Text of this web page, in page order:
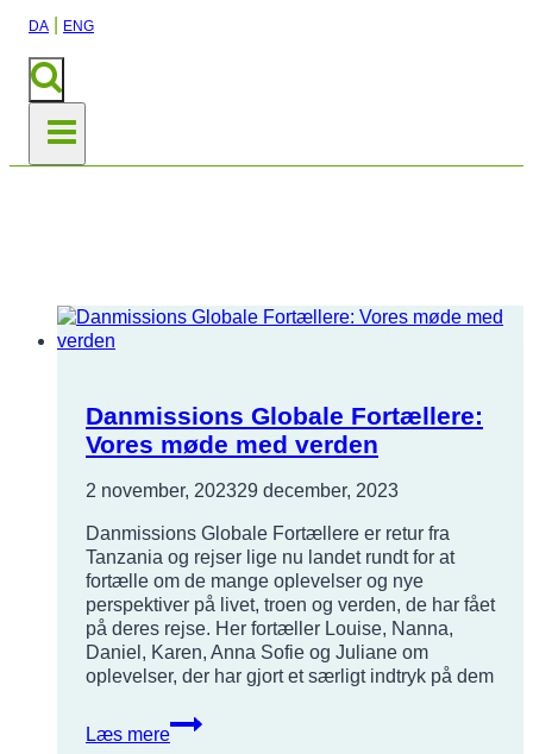
DA ENG
Danmissions Globale Fortællere:
Vores møde med verden
2 november, 202329 december, 2023
Danmissions Globale Fortællere er retur fra
Tanzania og rejser lige nu landet rundt for at
fortælle om de mange oplevelser og nye
perspektiver på livet, troen og verden, de har fået
på deres rejse. Her fortæller Louise, Nanna,
Daniel, Karen, Anna Sofie og Juliane om
oplevelser, der har gjort et særligt indtryk på dem
Læs mere
Danmissions
Globale